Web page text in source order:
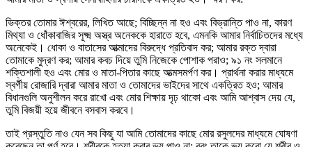
ভিক্তর তোমার ঈশ্বরের, লিখিত আছে; বিচ্ছিন্ন না হও এবং বিভ্রান্তি পাও না, কারণ
মিথ্যা ও ধোঁকাবাজির সূক্ষ্ম অস্ত্র অনেককে হারাতে হবে, এমনকি আমার নির্বাচিতদের মধ্যে
অনেকেই। ধোকা ও বাতাসের আত্মাদের বিরুদ্ধে প্রতিবাদ কর; আমার রক্ত দ্বারা
তোমাকে মুদ্রণ কর; আমার কবচ দিয়ে তুমি নিজেকে পোশাক পরাও; ৯১ নং সলমানে
শক্তিশালী হও এবং মোর ও মাতা-পিতার কাছে আত্মসমর্পণ কর। প্রার্থনা করার মাধ্যমে
স্বর্গীয় রোজারি দ্বারা আমার মাতা ও তোমাদের ভাইদের সাথে একত্রিত হও; আমার
বিধানগুলি অনুশীলন করে রাখো এবং মোর শিক্ষায় দৃঢ় থাকো এবং আমি আশ্বাস দেয় যে,
তুমি বিজয়ী হয়ে জীবনে বসবাস করবে।
তাই প্রস্তুতি নাও যেন সব কিছু যা আমি তোমাদের কাছে মোর রসুলদের মাধ্যমে ঘোষণা